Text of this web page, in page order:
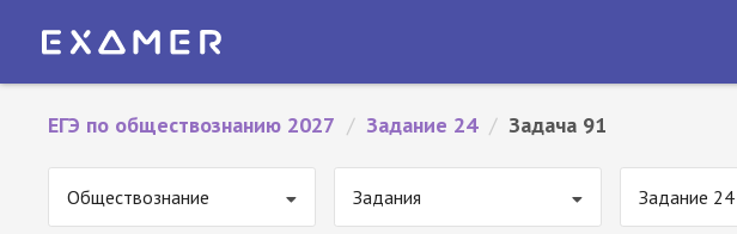
ЕГЭ по обществознанию 2027 / Задание 24 / Задача 91
Обществознание Задания Задание 24